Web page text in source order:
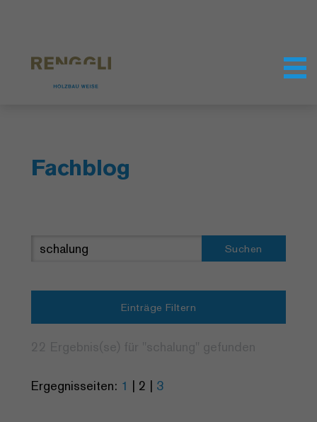
Fachblog
Suchen
Einträge Filtern
Ergegnisseiten: 1 | 2 | 3